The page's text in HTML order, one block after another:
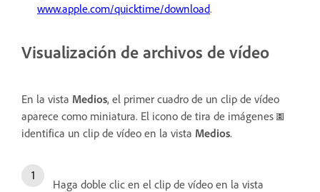
www.apple.com/quicktime/download.
Visualización de archivos de vídeo
En la vista Medios, el primer cuadro de un clip de vídeo
aparece como miniatura. El icono de tira de imágenes
identifica un clip de vídeo en la vista Medios.
Haga doble clic en el clip de vídeo en la vista